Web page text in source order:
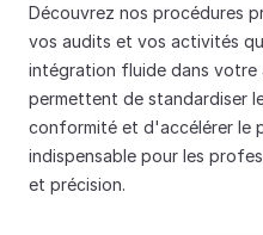
Découvrez nos procédures
vos audits et vos activités
intégration fluide dans votre
permettent de standardiser
conformité et d'accélérer le
indispensable pour les
et précision.